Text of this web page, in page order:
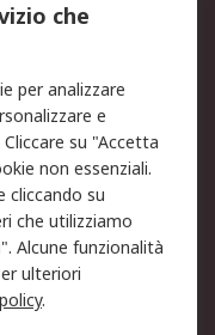
Privacy -
d'uso
generali di
che
per analizzare
e
su "Accetta
non essenziali.
cliccando su
che utilizziamo
Alcune funzionalità
ulteriori
.